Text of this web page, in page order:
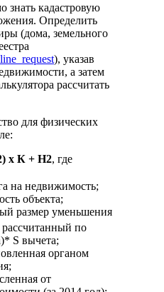
знать кадастровую
Определить
(дома, земельного
), указав
а затем
рассчитать
для физических
x К + Н2, где
на недвижимость;
объекта;
размер уменьшения
рассчитанный по
S вычета;
органом
от